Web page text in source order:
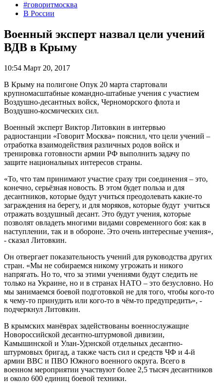
#говоритмосква
В России
Военный эксперт назвал цели учений
ВДВ в Крыму
10:54 Март 20, 2017
В Крыму на полигоне Опук 20 марта стартовали
крупномасштабные командно-штабные учения с участием
Воздушно-десантных войск, Черноморского флота и
Воздушно-космических сил.
Военный эксперт Виктор Литовкин в интервью
радиостанции «Говорит Москва» пояснил, что цели учений –
отработка взаимодействия различных родов войск и
тренировка готовности армии РФ выполнить задачу по
защите национальных интересов страны.
«То, что там принимают участие сразу три соединения – это,
конечно, серьёзная новость. В этом будет польза и для
десантников, которые будут учиться преодолевать какие-то
заграждения на берегу, и для моряков, которые будут учиться
отражать воздушный десант. Это будут учения, которые
позволят овладеть многими видами современного боя: как в
наступлении, так и в обороне. Это очень интересные учения»,
- сказал Литовкин.
Он отвергает показательность учений для руководства других
стран. «Мы не собираемся никому угрожать и никого
напрягать. Но то, что за этими учениями будут следить не
только на Украине, но и в странах НАТО – это безусловно. Но
мы занимаемся боевой подготовкой не для того, чтобы кого-то
к чему-то принудить или кого-то в чём-то предупредить», -
подчеркнул Литовкин.
В крымских манёврах задействованы военнослужащие
Новороссийской десантно-штурмовой дивизии,
Камышинской и Улан-Удэнской отдельных десантно-
штурмовых бригад, а также часть сил и средств ЧФ и 4-й
армии ВВС и ПВО Южного военного округа. Всего в
военном мероприятии участвуют более 2,5 тысяч десантников
и около 600 единиц боевой техники.